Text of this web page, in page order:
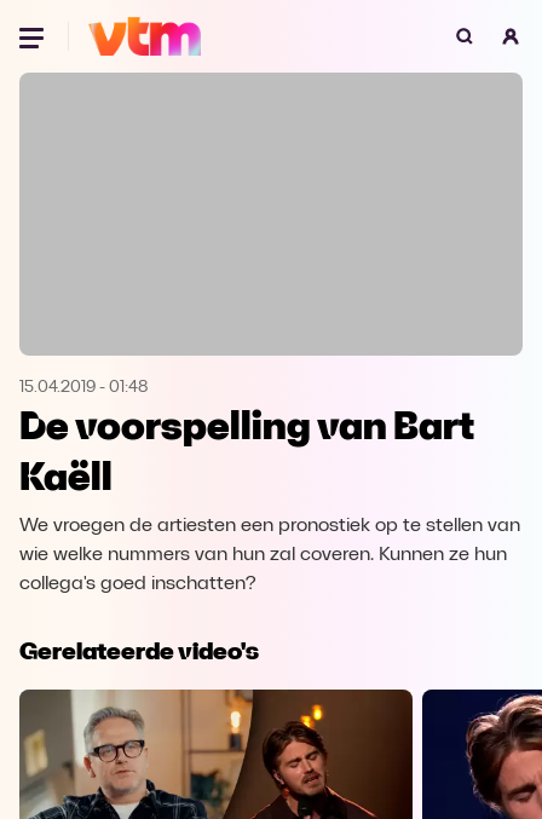
Oeps, browser niet ondersteund
Microsoft Edge Download
15.04.2019 - 01:48
De voorspelling van Bart
Kaëll
We vroegen de artiesten een pronostiek op te stellen van
wie welke nummers van hun zal coveren. Kunnen ze hun
collega's goed inschatten?
Gerelateerde video's